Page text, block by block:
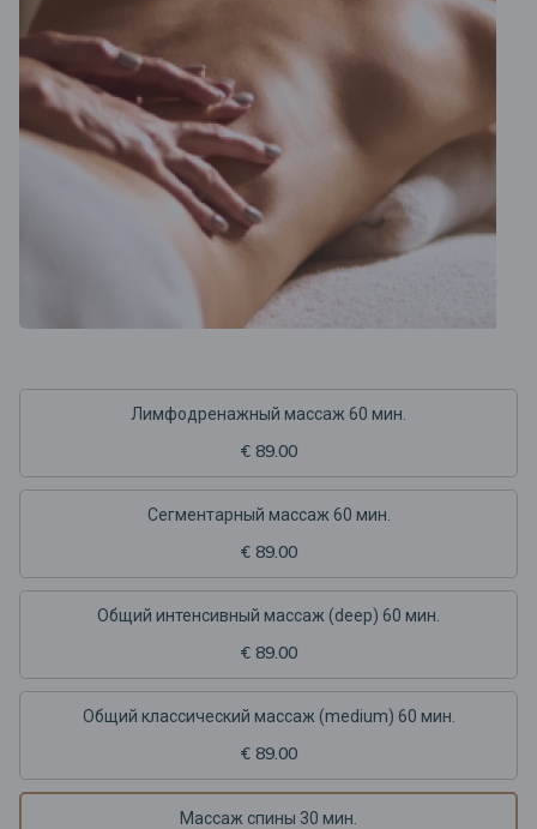
Лимфодренажный массаж 60 мин.
€ 89.00
Сегментарный массаж 60 мин.
€ 89.00
Общий интенсивный массаж (deep) 60 мин.
€ 89.00
Общий классический массаж (medium) 60 мин.
€ 89.00
Массаж спины 30 мин.